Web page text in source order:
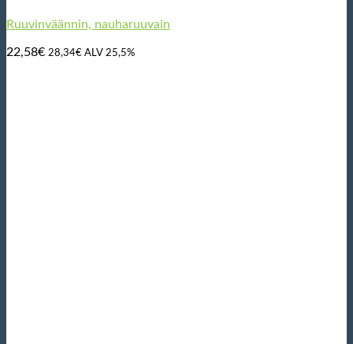
Ruuvinväännin, nauharuuvain
22,58€ 28,34€ ALV 25,5%